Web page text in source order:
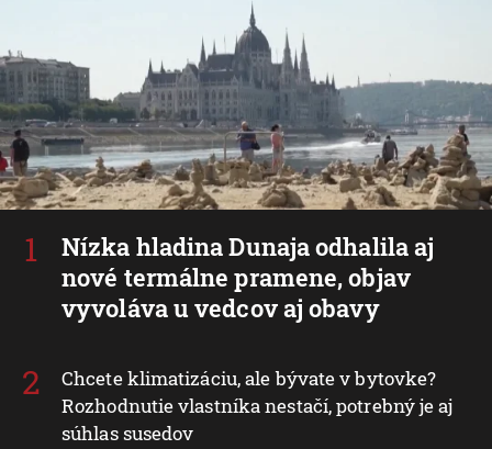
Nízka hladina Dunaja odhalila aj
nové termálne pramene, objav
vyvoláva u vedcov aj obavy
Chcete klimatizáciu, ale bývate v bytovke?
Rozhodnutie vlastníka nestačí, potrebný je aj
súhlas susedov